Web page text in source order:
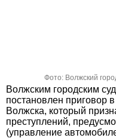
Фото: Волжский
Волжским городским
постановлен приговор
Волжска, который
преступлений,
(управление